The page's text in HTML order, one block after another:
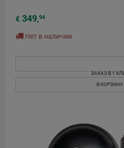
€ 349,94
Нет в наличии
ЗАКАЗ В 1
В КОРЗИНУ